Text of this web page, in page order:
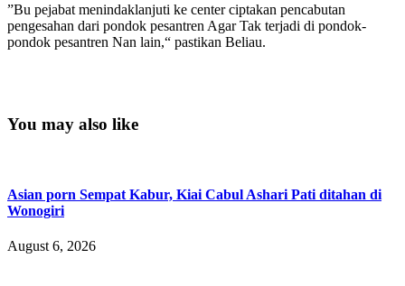
”Bu pejabat menindaklanjuti ke center ciptakan pencabutan
pengesahan dari pondok pesantren Agar Tak terjadi di pondok-
pondok pesantren Nan lain,“ pastikan Beliau.
You may also like
Asian porn Sempat Kabur, Kiai Cabul Ashari Pati ditahan di
Wonogiri
August 6, 2026